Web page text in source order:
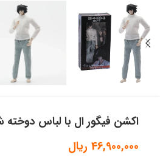
اکشن فیگور ال با لباس دوخته
46,900,000 ریال